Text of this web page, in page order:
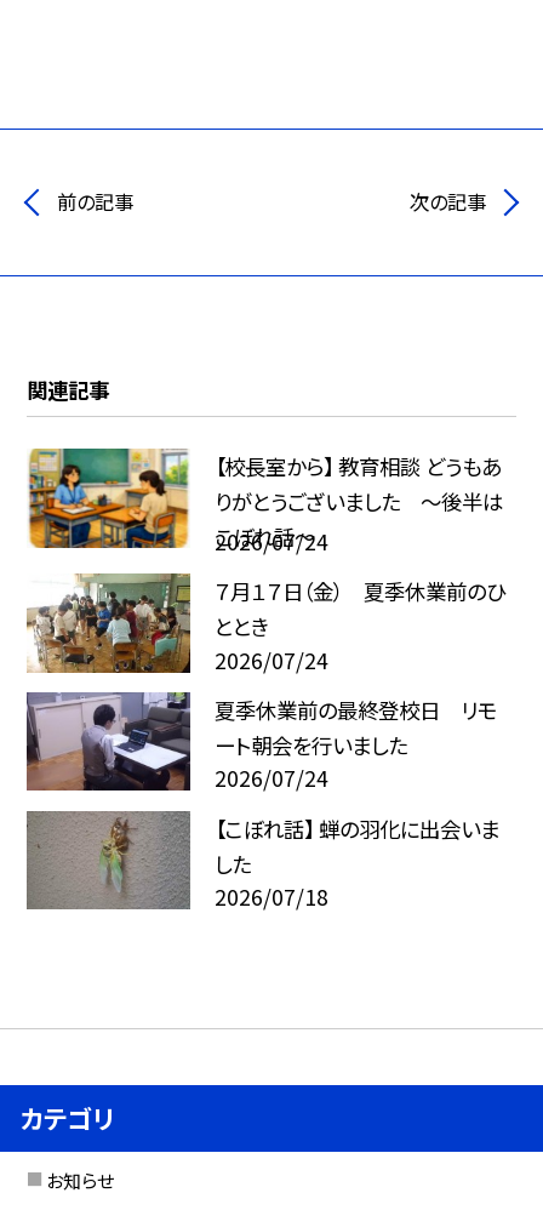
前の記事 次の記事
関連記事
【校長室から】 教育相談 どうもあ
りがとうございました ～後半は
こぼれ話～
2026/07/24
７月１７日（金） 夏季休業前のひ
ととき
2026/07/24
夏季休業前の最終登校日 リモ
ート朝会を行いました
2026/07/24
【こぼれ話】 蝉の羽化に出会いま
した
2026/07/18
カテゴリ
お知らせ